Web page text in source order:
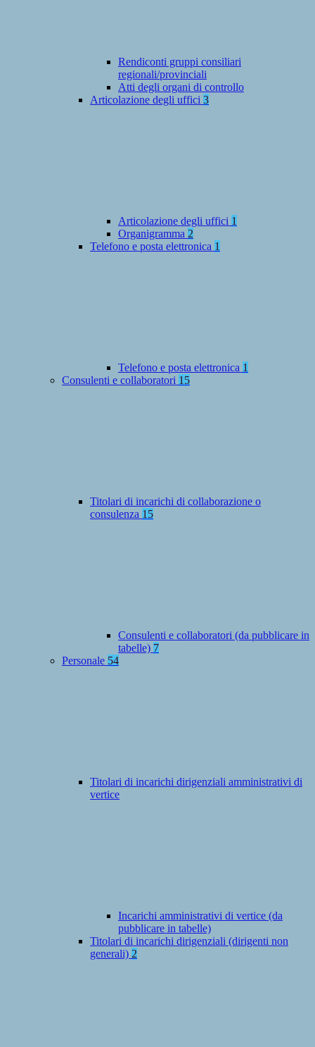
Rendiconti gruppi consiliari
regionali/provinciali
Atti degli organi di controllo
Articolazione degli uffici 3
Articolazione degli uffici 1
Organigramma 2
Telefono e posta elettronica 1
Telefono e posta elettronica 1
Consulenti e collaboratori 15
Titolari di incarichi di collaborazione o
consulenza 15
Consulenti e collaboratori (da pubblicare in
tabelle) 7
Personale 54
Titolari di incarichi dirigenziali amministrativi di
vertice
Incarichi amministrativi di vertice (da
pubblicare in tabelle)
Titolari di incarichi dirigenziali (dirigenti non
generali) 2